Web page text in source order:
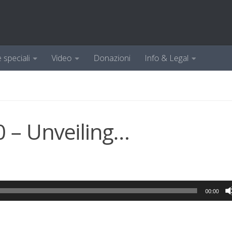
speciali Video Donazioni Info & Legal
– Unveiling…
00:00